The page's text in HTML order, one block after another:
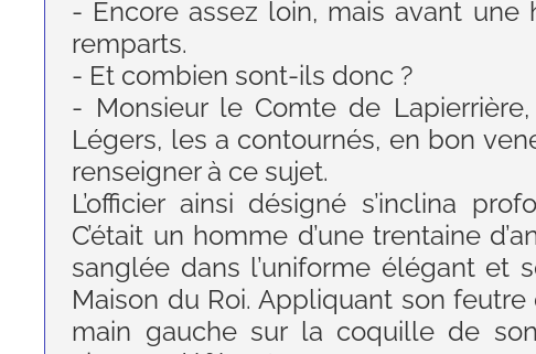
- Encore assez loin, mais avant
remparts.
- Et combien sont-ils donc ?
- Monsieur le Comte de
Légers, les a contournés, en bon
renseigner à ce sujet.
L’officier ainsi désigné s’inclina
C’était un homme d’une trentaine
sanglée dans l’uniforme élégant et
Maison du Roi. Appliquant son
main gauche sur la coquille de